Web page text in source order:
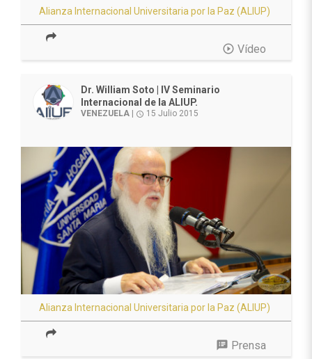
Alianza Internacional Universitaria por la Paz (ALIUP)
play_circle_outline Vídeo
Dr. William Soto | IV Seminario
Internacional de la ALIUP.
VENEZUELA access_time 15 Julio 2015
Alianza Internacional Universitaria por la Paz (ALIUP)
speaker_notes Prensa